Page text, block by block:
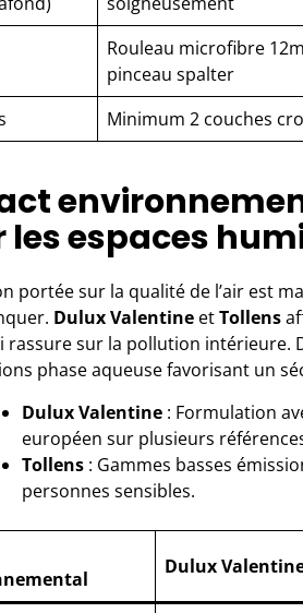
Rouleau microfibre
pinceau spalter
Minimum 2 couches
les espaces
portée sur la qualité de l’air est
Dulux Valentine etTollens
rassure sur la pollution intérieure.
phase aqueuse favorisant un
Dulux Valentine : Formulation
européen sur plusieurs
Tollens : Gammes basses
personnes sensibles.
Dulux